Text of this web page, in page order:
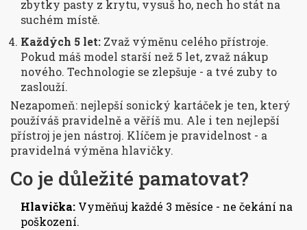
zbytky pasty z krytu, vysuš ho, nech ho stát na
suchém místě.
Každých 5 let: Zvaž výměnu celého přístroje.
Pokud máš model starší než 5 let, zvaž nákup
nového. Technologie se zlepšuje - a tvé zuby to
zaslouží.
Nezapomeň: nejlepší sonický kartáček je ten, který
používáš pravidelně a věříš mu. Ale i ten nejlepší
přístroj je jen nástroj. Klíčem je pravidelnost - a
pravidelná výměna hlavičky.
Co je důležité pamatovat?
Hlavička: Vyměňuj každé 3 měsíce - ne čekání na
poškození.